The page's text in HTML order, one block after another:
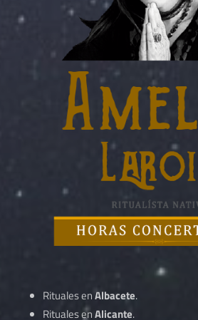
Rituales enAlbacete.
Rituales enAlicante.